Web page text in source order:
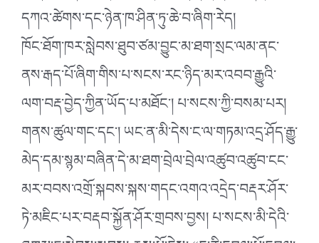
དཀའ་ཚེགས་དང་ཉེན་ཁ་ཤིན་ཏུ་ཆེ་བ་ཞིག་རེད།
ཁོང་ཐོག་ཁར་སླེབས་ཐུབ་ཙམ་བྱུང་མ་ཐག་སྲང་ལམ་ནང་
ནས་རྒད་པོ་ཞིག་གིས་པ་སངས་རང་ཉིད་མར་འབབ་རྒྱུའི་
ལག་བརྡ་བྱེད་ཀྱིན་ཡོད་པ་མཐོང་། པ་སངས་ཀྱི་བསམ་པར།
གནས་ཚུལ་གང་དང་། ཡང་ན་མི་དེས་ང་ལ་གཏམ་འདྲ་ཤོད་རྒྱུ་
མེད་དམ་སྙམ་བཞིན་དེ་མ་ཐག་བྲེལ་བྲེལ་འཚུབ་འཚུབ་ངང་
མར་བབས་འགྲོ་སྐབས་སྐས་གདང་འགའ་འདྲེད་བརྡར་ཤོར་
ཏེ་མཇིང་པར་བརྡབ་སྐྱོན་ཤོར་གྲབས་བྱས། པ་སངས་མི་དེའི་